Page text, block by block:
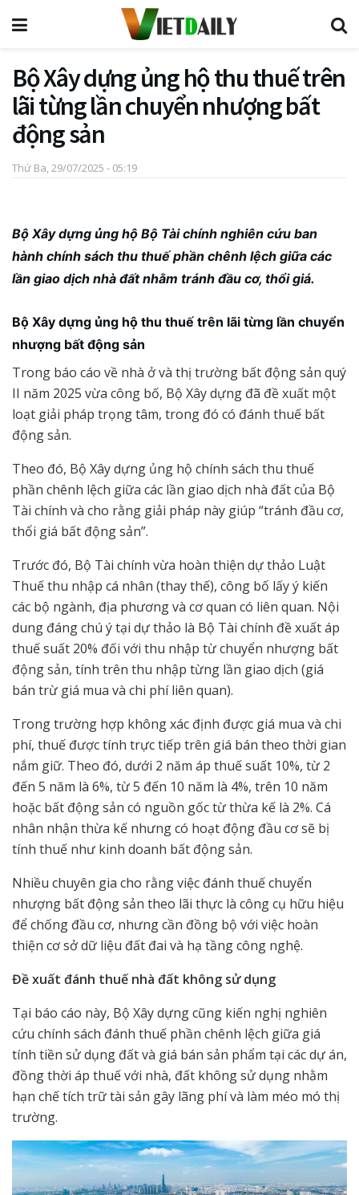
Bộ Xây dựng ủng hộ thu thuế trên
lãi từng lần chuyển nhượng bất
động sản
Thứ Ba, 29/07/2025 - 05:19
Bộ Xây dựng ủng hộ Bộ Tài chính nghiên cứu ban
hành chính sách thu thuế phần chênh lệch giữa các
lần giao dịch nhà đất nhằm tránh đầu cơ, thổi giá.
Bộ Xây dựng ủng hộ thu thuế trên lãi từng lần chuyển
nhượng bất động sản
Trong báo cáo về nhà ở và thị trường bất động sản quý
II năm 2025 vừa công bố, Bộ Xây dựng đã đề xuất một
loạt giải pháp trọng tâm, trong đó có đánh thuế bất
động sản.
Theo đó, Bộ Xây dựng ủng hộ chính sách thu thuế
phần chênh lệch giữa các lần giao dịch nhà đất của Bộ
Tài chính và cho rằng giải pháp này giúp “tránh đầu cơ,
thổi giá bất động sản”.
Trước đó, Bộ Tài chính vừa hoàn thiện dự thảo Luật
Thuế thu nhập cá nhân (thay thế), công bố lấy ý kiến
các bộ ngành, địa phương và cơ quan có liên quan. Nội
dung đáng chú ý tại dự thảo là Bộ Tài chính đề xuất áp
thuế suất 20% đối với thu nhập từ chuyển nhượng bất
động sản, tính trên thu nhập từng lần giao dịch (giá
bán trừ giá mua và chi phí liên quan).
Trong trường hợp không xác định được giá mua và chi
phí, thuế được tính trực tiếp trên giá bán theo thời gian
nắm giữ. Theo đó, dưới 2 năm áp thuế suất 10%, từ 2
đến 5 năm là 6%, từ 5 đến 10 năm là 4%, trên 10 năm
hoặc bất động sản có nguồn gốc từ thừa kế là 2%. Cá
nhân nhận thừa kế nhưng có hoạt động đầu cơ sẽ bị
tính thuế như kinh doanh bất động sản.
Nhiều chuyên gia cho rằng việc đánh thuế chuyển
nhượng bất động sản theo lãi thực là công cụ hữu hiệu
để chống đầu cơ, nhưng cần đồng bộ với việc hoàn
thiện cơ sở dữ liệu đất đai và hạ tầng công nghệ.
Đề xuất đánh thuế nhà đất không sử dụng
Tại báo cáo này, Bộ Xây dựng cũng kiến nghị nghiên
cứu chính sách đánh thuế phần chênh lệch giữa giá
tính tiền sử dụng đất và giá bán sản phẩm tại các dự án,
đồng thời áp thuế với nhà, đất không sử dụng nhằm
hạn chế tích trữ tài sản gây lãng phí và làm méo mó thị
trường.